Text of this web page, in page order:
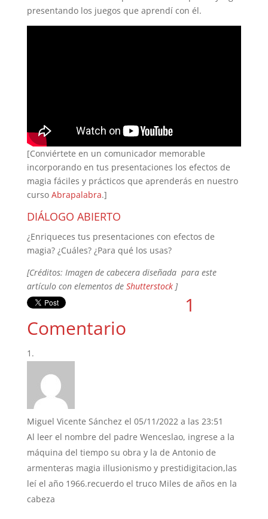
presentando los juegos que aprendí con él.
[Conviértete en un comunicador memorable
incorporando en tus presentaciones los efectos de
magia fáciles y prácticos que aprenderás en nuestro
curso Abrapalabra.]
DIÁLOGO ABIERTO
¿Enriqueces tus presentaciones con efectos de
magia? ¿Cuáles? ¿Para qué los usas?
[Créditos: Imagen de cabecera diseñada para este
artículo con elementos de Shutterstock]
1
Comentario
Miguel Vicente Sánchez el 05/11/2022 a las 23:51
Al leer el nombre del padre Wenceslao, ingrese a la
máquina del tiempo su obra y la de Antonio de
armenteras magia illusionismo y prestidigitacion,las
leí el año 1966.recuerdo el truco Miles de años en la
cabeza